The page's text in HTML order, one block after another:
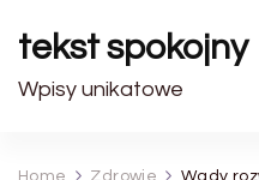
tekst spokojny
Wpisy unikatowe
Home Zdrowie Wady